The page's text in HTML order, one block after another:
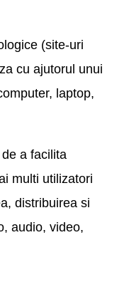
(site-uri
cu ajutorul unui
laptop,
a facilita
multi utilizatori
distribuirea si
audio, video,